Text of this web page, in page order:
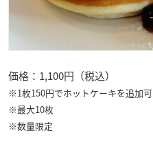
価格：1,100円（税込）
※1枚150円でホットケーキを追加可
※最大10枚
※数量限定